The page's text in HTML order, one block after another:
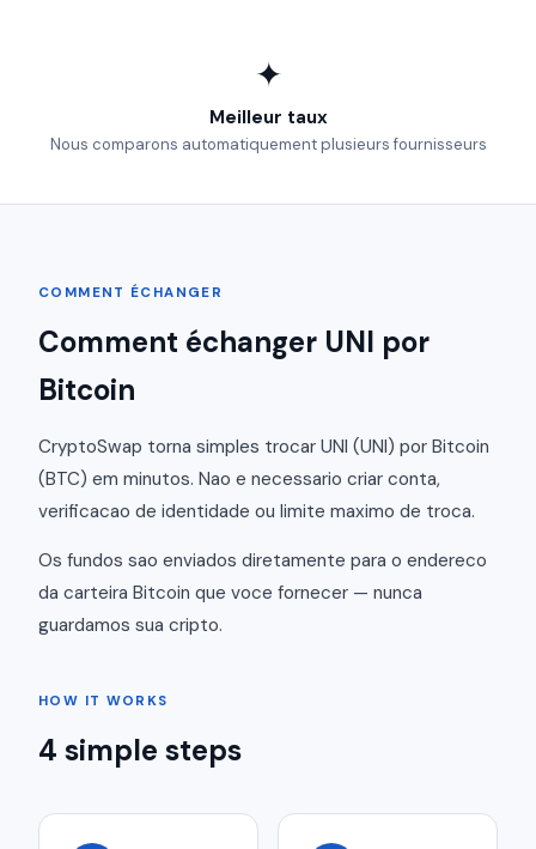
✦
Meilleur taux
Nous comparons automatiquement plusieurs fournisseurs
COMMENT ÉCHANGER
Comment échanger UNI por
Bitcoin
CryptoSwap torna simples trocar UNI (UNI) por Bitcoin
(BTC) em minutos. Nao e necessario criar conta,
verificacao de identidade ou limite maximo de troca.
Os fundos sao enviados diretamente para o endereco
da carteira Bitcoin que voce fornecer — nunca
guardamos sua cripto.
HOW IT WORKS
4 simple steps